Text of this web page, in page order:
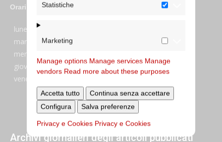
Statistiche
Marketing
Manage options Manage services Manage
vendors Read more about these purposes
Accetta tutto
Continua senza accettare
Configura
Salva preferenze
Privacy e Cookies Privacy e Cookies
Orari
lunedi:
martedi:
mercoledi:
giovedi:
7:45–13:45
venerdi:
Archivi giornalieri degli articoli pubblicati